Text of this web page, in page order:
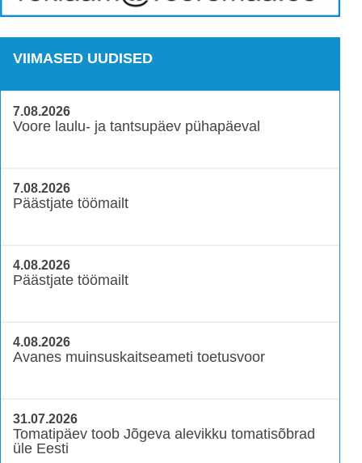
VIIMASED UUDISED
7.08.2026
Voore laulu- ja tantsupäev pühapäeval
7.08.2026
Päästjate töömailt
4.08.2026
Päästjate töömailt
4.08.2026
Avanes muinsuskaitseameti toetusvoor
31.07.2026
Tomatipäev toob Jõgeva alevikku tomatisõbrad
üle Eesti